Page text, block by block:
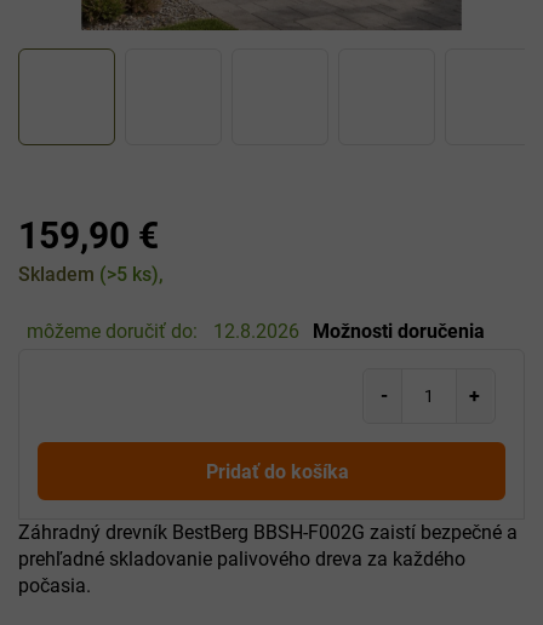
159,90 €
Jednotková
Skladem (>5 ks)
môžeme doručiť do: 12.8.2026 Možnosti doručenia
Pridať do košíka
Záhradný drevník BestBerg BBSH-F002G zaistí bezpečné a
prehľadné skladovanie palivového dreva za každého
počasia.